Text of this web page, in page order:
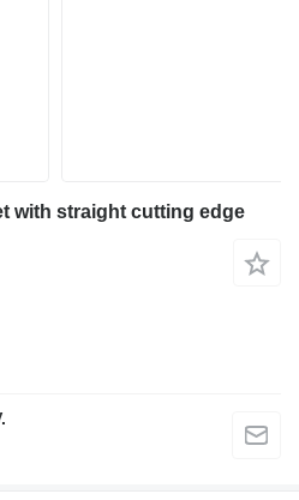
with straight cutting edge